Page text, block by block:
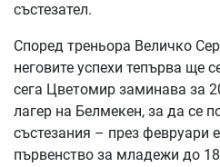
състезател.
Според треньора Величко
неговите успехи тепърва ще
сега Цветомир заминава за
лагер на Белмекен, за да се
състезания – през февруари
първенство за младежи до